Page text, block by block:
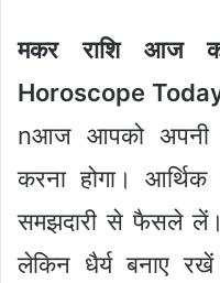
मकर राशि आज
Horoscope
nआज आपको अपनी
करना होगा।
समझदारी से फैसले लें।
लेकिन धैर्य बनाए